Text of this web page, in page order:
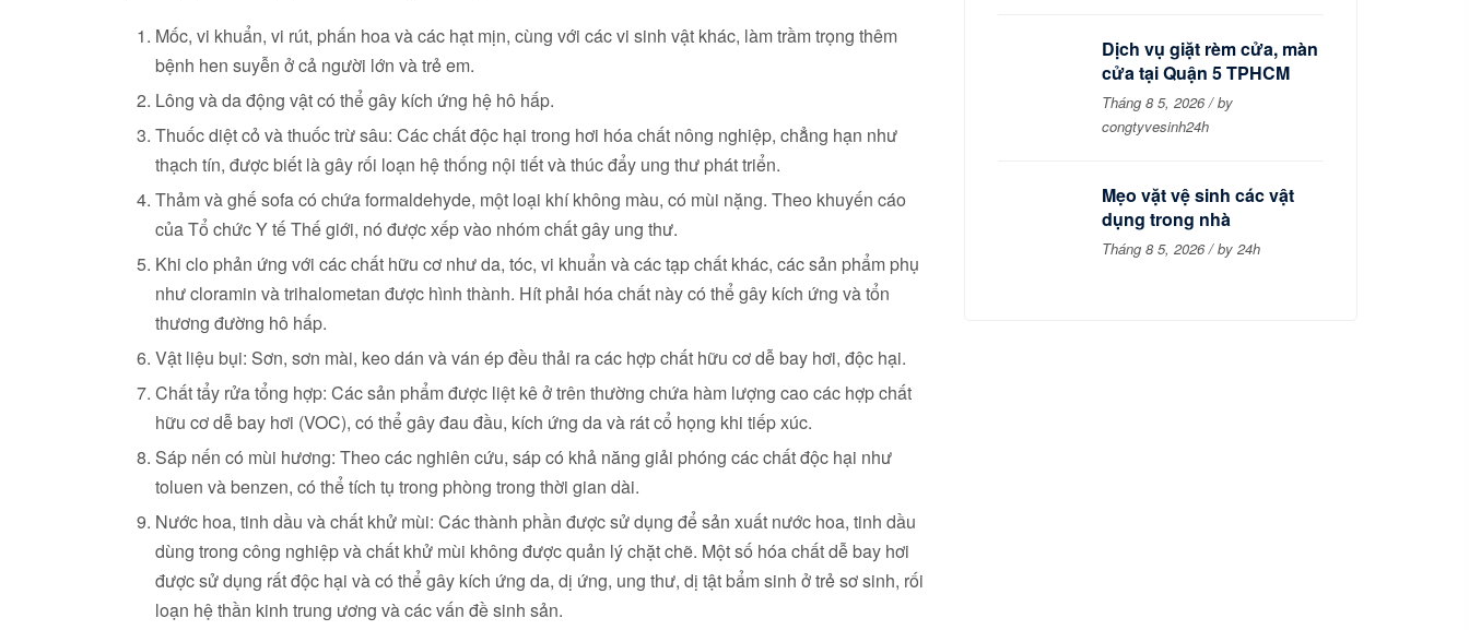
Mốc, vi khuẩn, vi rút, phấn hoa và các hạt mịn, cùng với các vi sinh vật khác, làm trầm trọng thêm
bệnh hen suyễn ở cả người lớn và trẻ em.
Lông và da động vật có thể gây kích ứng hệ hô hấp.
Thuốc diệt cỏ và thuốc trừ sâu: Các chất độc hại trong hơi hóa chất nông nghiệp, chẳng hạn như
thạch tín, được biết là gây rối loạn hệ thống nội tiết và thúc đẩy ung thư phát triển.
Thảm và ghế sofa có chứa formaldehyde, một loại khí không màu, có mùi nặng. Theo khuyến cáo
của Tổ chức Y tế Thế giới, nó được xếp vào nhóm chất gây ung thư.
Khi clo phản ứng với các chất hữu cơ như da, tóc, vi khuẩn và các tạp chất khác, các sản phẩm phụ
như cloramin và trihalometan được hình thành. Hít phải hóa chất này có thể gây kích ứng và tổn
thương đường hô hấp.
Vật liệu bụi: Sơn, sơn mài, keo dán và ván ép đều thải ra các hợp chất hữu cơ dễ bay hơi, độc hại.
Chất tẩy rửa tổng hợp: Các sản phẩm được liệt kê ở trên thường chứa hàm lượng cao các hợp chất
hữu cơ dễ bay hơi (VOC), có thể gây đau đầu, kích ứng da và rát cổ họng khi tiếp xúc.
Sáp nến có mùi hương: Theo các nghiên cứu, sáp có khả năng giải phóng các chất độc hại như
toluen và benzen, có thể tích tụ trong phòng trong thời gian dài.
Nước hoa, tinh dầu và chất khử mùi: Các thành phần được sử dụng để sản xuất nước hoa, tinh dầu
dùng trong công nghiệp và chất khử mùi không được quản lý chặt chẽ. Một số hóa chất dễ bay hơi
được sử dụng rất độc hại và có thể gây kích ứng da, dị ứng, ung thư, dị tật bẩm sinh ở trẻ sơ sinh, rối
loạn hệ thần kinh trung ương và các vấn đề sinh sản.
Dịch vụ giặt rèm cửa, màn
cửa tại Quận 5 TPHCM
Tháng 8 5, 2026 / by
congtyvesinh24h
Mẹo vặt vệ sinh các vật
dụng trong nhà
Tháng 8 5, 2026 / by 24h